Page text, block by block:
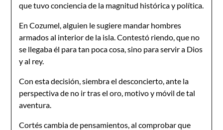
que tuvo conciencia de la magnitud histórica y política.
En Cozumel, alguien le sugiere mandar hombres
armados al interior de la isla. Contestó riendo, que no
se llegaba él para tan poca cosa, sino para servir a Dios
y al rey.
Con esta decisión, siembra el desconcierto, ante la
perspectiva de no ir tras el oro, motivo y móvil de tal
aventura.
Cortés cambia de pensamientos, al comprobar que